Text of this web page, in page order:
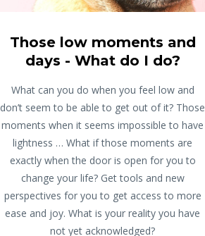
Those low moments and
days - What do I do?
What can you do when you feel low and
don’t seem to be able to get out of it? Those
moments when it seems impossible to have
lightness … What if those moments are
exactly when the door is open for you to
change your life? Get tools and new
perspectives for you to get access to more
ease and joy. What is your reality you have
not yet acknowledged?